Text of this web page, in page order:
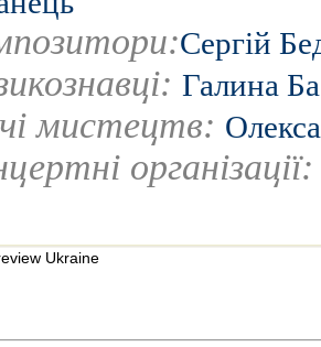
Сергій
Галина
мистецтв:
Ukraine